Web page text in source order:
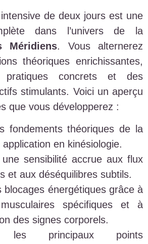
de deux jours est une
dans l’univers de la
Méridiens. Vous alternerez
théoriques enrichissantes,
pratiques concrets et des
stimulants. Voici un aperçu
que vous développerez :
fondements théoriques de la
en kinésiologie.
une sensibilité accrue aux flux
et aux déséquilibres subtils.
blocages énergétiques grâce à
spécifiques et à
des signes corporels.
les principaux points